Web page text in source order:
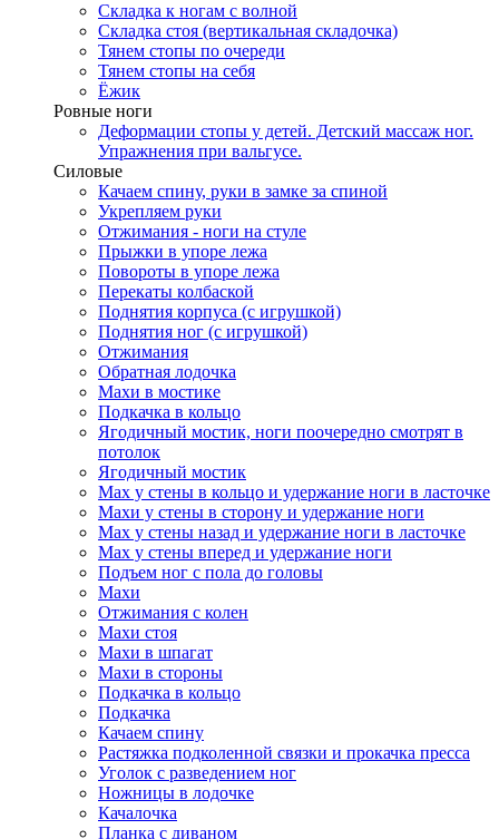
Складка к ногам с волной
Складка стоя (вертикальная складочка)
Тянем стопы по очереди
Тянем стопы на себя
Ёжик
Ровные ноги
Деформации стопы у детей. Детский массаж ног.
Упражнения при вальгусе.
Силовые
Качаем спину, руки в замке за спиной
Укрепляем руки
Отжимания - ноги на стуле
Прыжки в упоре лежа
Повороты в упоре лежа
Перекаты колбаской
Поднятия корпуса (с игрушкой)
Поднятия ног (с игрушкой)
Отжимания
Обратная лодочка
Махи в мостике
Подкачка в кольцо
Ягодичный мостик, ноги поочередно смотрят в
потолок
Ягодичный мостик
Мах у стены в кольцо и удержание ноги в ласточке
Махи у стены в сторону и удержание ноги
Мах у стены назад и удержание ноги в ласточке
Мах у стены вперед и удержание ноги
Подъем ног с пола до головы
Махи
Отжимания с колен
Махи стоя
Махи в шпагат
Махи в стороны
Подкачка в кольцо
Подкачка
Качаем спину
Растяжка подколенной связки и прокачка пресса
Уголок с разведением ног
Ножницы в лодочке
Качалочка
Планка с диваном